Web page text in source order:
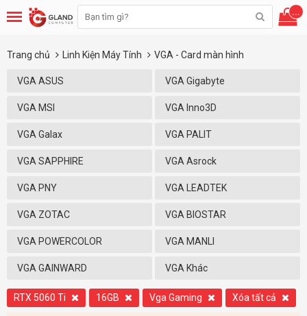
...
Trang chủ Linh Kiện Máy Tính VGA - Card màn hình
VGA ASUS VGA Gigabyte
VGA MSI VGA Inno3D
VGA Galax VGA PALIT
VGA SAPPHIRE VGA Asrock
VGA PNY VGA LEADTEK
VGA ZOTAC VGA BIOSTAR
VGA POWERCOLOR VGA MANLI
VGA GAINWARD VGA Khác
RTX 5060 Ti 16GB Vga Gaming Xóa tất cả